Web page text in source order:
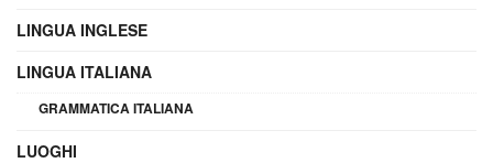
LINGUA INGLESE
LINGUA ITALIANA
GRAMMATICA ITALIANA
LUOGHI